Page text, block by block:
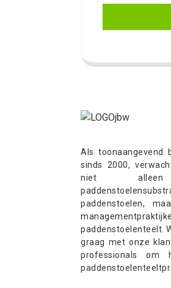
Als toonaangevend
sinds 2000,
niet alleen
paddenstoelen,
paddenstoelenteelt.
graag met onze
professionals om